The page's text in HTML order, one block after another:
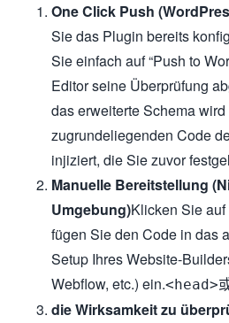
One Click Push
Sie das Plugin bereits
Sie einfach auf “Push to
Editor seine Überprüfung
das erweiterte Schema
zugrundeliegenden Code
injiziert, die Sie zuvor
Manuelle Bereitstellung
Umgebung)Klicken Sie auf
fügen Sie den Code in das
Setup Ihres Website-
Webflow, etc.) ein.<head>
die Wirksamkeit zu